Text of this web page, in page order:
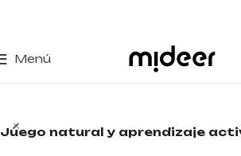
Menú
Juego natural y aprendizaje